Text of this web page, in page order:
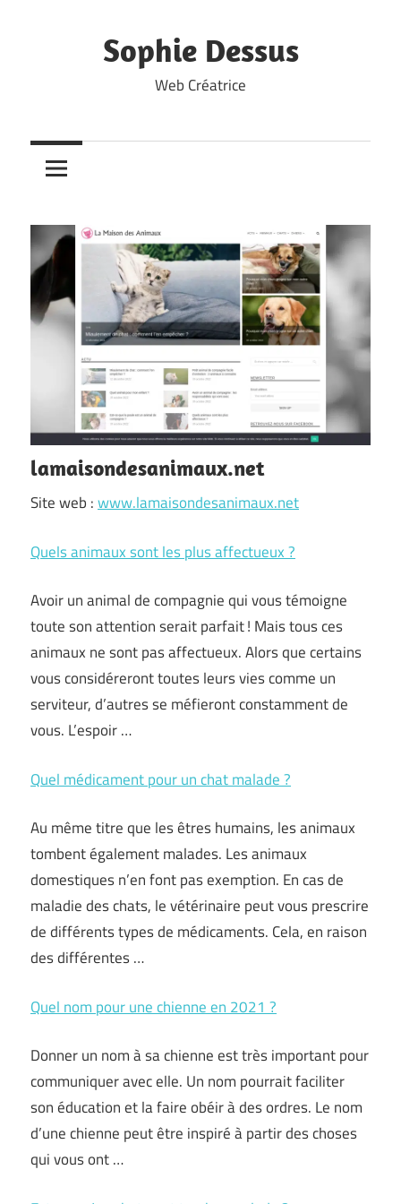
Sophie Dessus
Web Créatrice
lamaisondesanimaux.net
Site web :www.lamaisondesanimaux.net
Quels animaux sont les plus affectueux ?
Avoir un animal de compagnie qui vous témoigne
toute son attention serait parfait ! Mais tous ces
animaux ne sont pas affectueux. Alors que certains
vous considéreront toutes leurs vies comme un
serviteur, d’autres se méfieront constamment de
vous. L’espoir …
Quel médicament pour un chat malade ?
Au même titre que les êtres humains, les animaux
tombent également malades. Les animaux
domestiques n’en font pas exemption. En cas de
maladie des chats, le vétérinaire peut vous prescrire
de différents types de médicaments. Cela, en raison
des différentes …
Quel nom pour une chienne en 2021 ?
Donner un nom à sa chienne est très important pour
communiquer avec elle. Un nom pourrait faciliter
son éducation et la faire obéir à des ordres. Le nom
d’une chienne peut être inspiré à partir des choses
qui vous ont …